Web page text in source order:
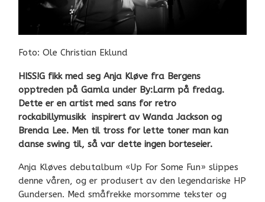
Foto: Ole Christian Eklund
HISS!G fikk med seg Anja Kløve fra Bergens
opptreden på Gamla under By:Larm på fredag.
Dette er en artist med sans for retro
rockabillymusikk inspirert av Wanda Jackson og
Brenda Lee. Men til tross for lette toner man kan
danse swing til, så var dette ingen borteseier.
Anja Kløves debutalbum «Up For Some Fun» slippes
denne våren, og er produsert av den legendariske HP
Gundersen. Med småfrekke morsomme tekster og